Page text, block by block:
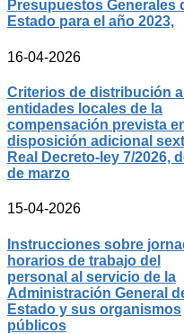
Presupuestos Generales
Estado para el año 2023,
16-04-2026
Criterios de distribución
entidades locales de la
compensación prevista
disposición adicional
Real Decreto-ley 7/2026,
de marzo
15-04-2026
Instrucciones sobre
horarios de trabajo del
personal al servicio de la
Administración General
Estado y sus organismos
públicos